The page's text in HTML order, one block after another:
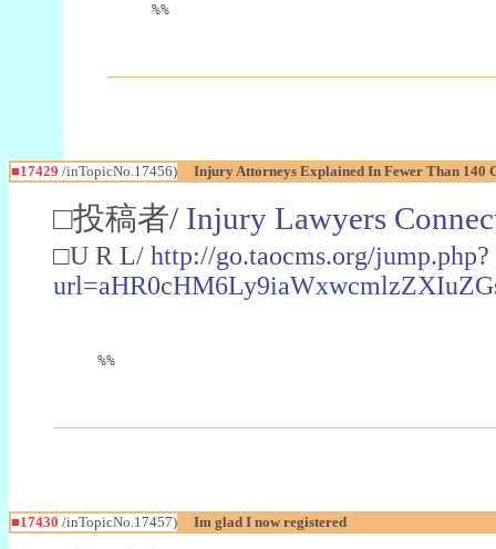
%%
■17429 /inTopicNo.17456) Injury Attorneys Explained In Fewer Than 140
□投稿者/ Injury Lawyers
□U R L/ http://go.taocms.org/jump.php?
%%
■17430 /inTopicNo.17457) Im glad I now registered